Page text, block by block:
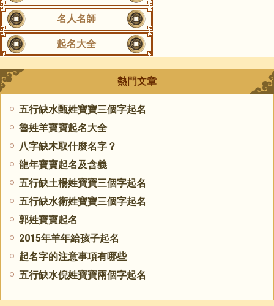
名人名師
起名大全
熱門文章
五行缺水甄姓寶寶三個字起名
魯姓羊寶寶起名大全
八字缺木取什麼名字？
龍年寶寶起名及含義
五行缺土楊姓寶寶三個字起名
五行缺水衛姓寶寶三個字起名
郭姓寶寶起名
2015年羊年給孩子起名
起名字的注意事項有哪些
五行缺水倪姓寶寶兩個字起名